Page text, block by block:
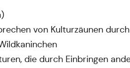
von Kulturzäunen
die durch Einbringen